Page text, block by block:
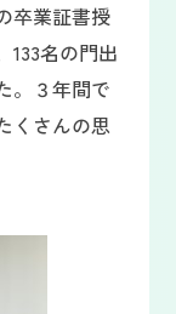
卒業証書授
133名の門出
。３年間で
くさんの思